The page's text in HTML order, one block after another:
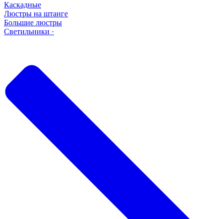
Каскадные
Люстры на штанге
Большие люстры
Светильники ·